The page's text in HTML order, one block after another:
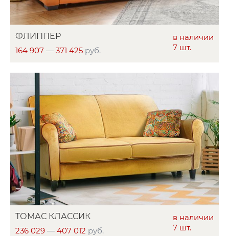
в наличии
7 шт.
ФЛИППЕР
164 907 — 371 425 руб.
в наличии
7 шт.
ТОМАС КЛАССИК
236 029 — 407 012 руб.